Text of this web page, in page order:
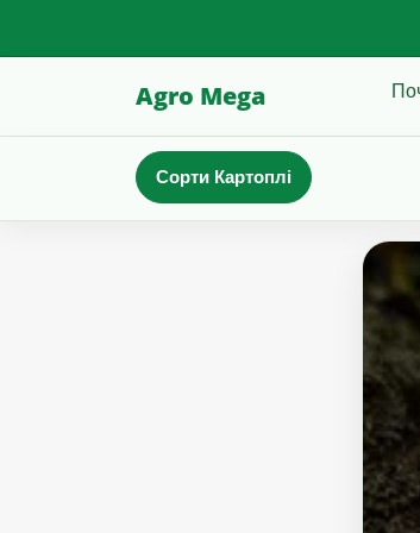
Agro Mega
Сорти Картоплі